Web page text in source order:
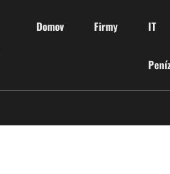
Domov Firmy IT